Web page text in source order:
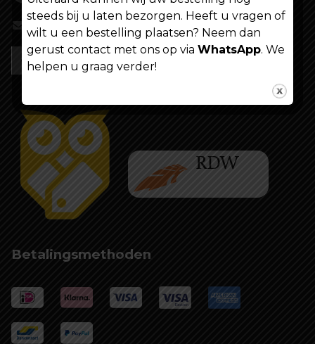
info@shoppenvooriedereen.nl
Betalingsmethoden
steeds bij u laten bezorgen. Heeft u vragen of
wilt u een bestelling plaatsen? Neem dan
gerust contact met ons op via WhatsApp. We
helpen u graag verder!